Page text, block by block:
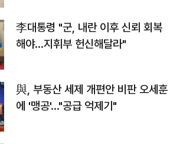
李대통령 "군, 내란 이후 신뢰 회복
해야…지휘부 헌신해달라"
與, 부동산 세제 개편안 비판 오세훈
에 '맹공'…"공급 억제기"